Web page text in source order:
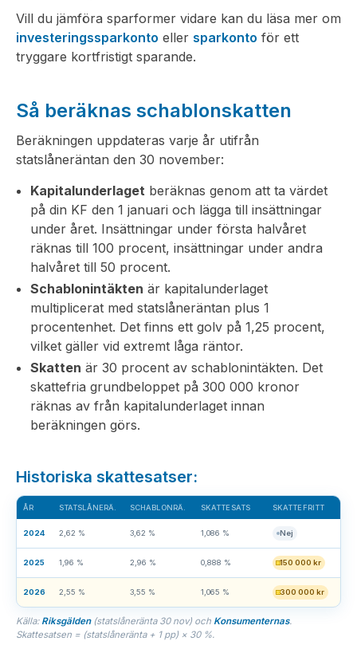
Vill du jämföra sparformer vidare kan du läsa mer om
investeringssparkonto eller sparkonto för ett
tryggare kortfristigt sparande.
Så beräknas schablonskatten
Beräkningen uppdateras varje år utifrån
statslåneräntan den 30 november:
Kapitalunderlaget beräknas genom att ta värdet
på din KF den 1 januari och lägga till insättningar
under året. Insättningar under första halvåret
räknas till 100 procent, insättningar under andra
halvåret till 50 procent.
Schablonintäkten är kapitalunderlaget
multiplicerat med statslåneräntan plus 1
procentenhet. Det finns ett golv på 1,25 procent,
vilket gäller vid extremt låga räntor.
Skatten är 30 procent av schablonintäkten. Det
skattefria grundbeloppet på 300 000 kronor
räknas av från kapitalunderlaget innan
beräkningen görs.
Historiska skattesatser:
ÅR SKATTESATS SKATTEFRITT
2024 2,62 % 3,62 % 1,086 % Nej
2025 1,96 % 2,96 % 0,888 % 150 000 kr
2026 2,55 % 3,55 % 1,065 % 300 000 kr
Källa: Riksgälden(statslåneränta 30 nov) och Konsumenternas.
Skattesatsen = (statslåneränta + 1 pp) × 30 %.